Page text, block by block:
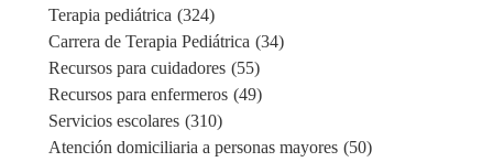
Terapia pediátrica (324)
Carrera de Terapia Pediátrica (34)
Recursos para cuidadores (55)
Recursos para enfermeros (49)
Servicios escolares (310)
Atención domiciliaria a personas mayores (50)